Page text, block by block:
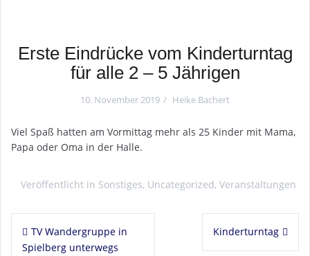
Erste Eindrücke vom Kinderturntag
für alle 2 – 5 Jährigen
10. November 2019 Heike Bachert
Viel Spaß hatten am Vormittag mehr als 25 Kinder mit Mama,
Papa oder Oma in der Halle.
Veröffentlicht in Sonstiges, Uncategorized, Veranstaltungen
Beitragsnavigation
TV Wandergruppe in
Spielberg unterwegs
Kinderturntag